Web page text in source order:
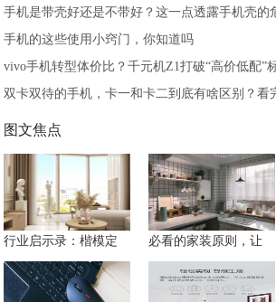
手机是带壳好还是不带好？这一点透露手机壳的
手机的这些使用小窍门，你知道吗
vivo手机转型体价比？千元机Z1打破“高价低配”
双卡双待的手机，卡一和卡二到底有啥区别？看
图文焦点
行业启示录：楷模定 必看的家装原则，让